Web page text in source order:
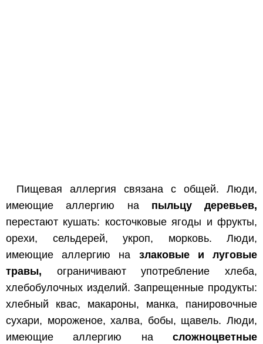
Пищевая аллергия связана с общей. Люди,
имеющие аллергию на пыльцу деревьев,
перестают кушать: косточковые ягоды и фрукты,
орехи, сельдерей, укроп, морковь. Люди,
имеющие аллергию на злаковые и луговые
травы, ограничивают употребление хлеба,
хлебобулочных изделий. Запрещенные продукты:
хлебный квас, макароны, манка, панировочные
сухари, мороженое, халва, бобы, щавель. Люди,
имеющие аллергию на сложноцветные